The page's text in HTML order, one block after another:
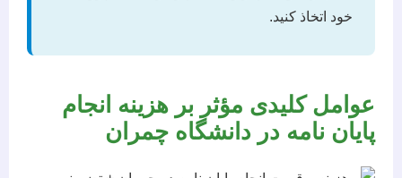
خود اتخاذ کنید.
عوامل کلیدی مؤثر بر هزینه انجام
پایان نامه در دانشگاه چمران